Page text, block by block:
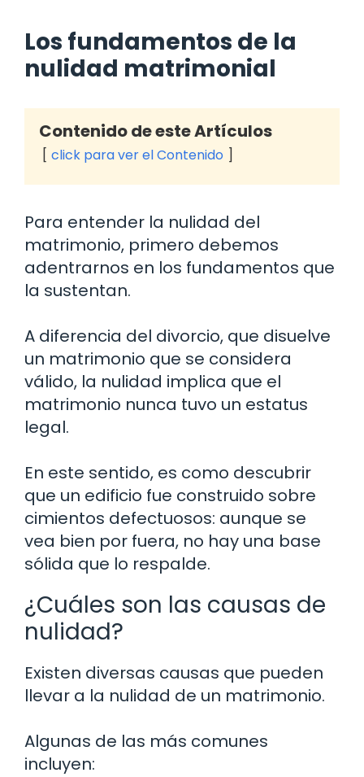
Los fundamentos de la
nulidad matrimonial
Contenido de este Artículos
click para ver el Contenido
Para entender la nulidad del
matrimonio, primero debemos
adentrarnos en los fundamentos que
la sustentan.
A diferencia del divorcio, que disuelve
un matrimonio que se considera
válido, la nulidad implica que el
matrimonio nunca tuvo un estatus
legal.
En este sentido, es como descubrir
que un edificio fue construido sobre
cimientos defectuosos: aunque se
vea bien por fuera, no hay una base
sólida que lo respalde.
¿Cuáles son las causas de
nulidad?
Existen diversas causas que pueden
llevar a la nulidad de un matrimonio.
Algunas de las más comunes
incluyen: